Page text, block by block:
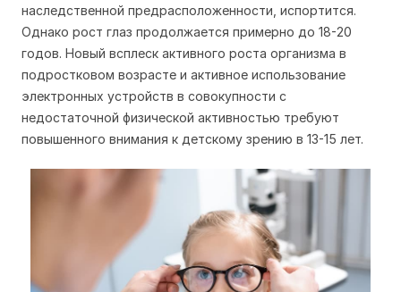
наследственной предрасположенности, испортится.
Однако рост глаз продолжается примерно до 18-20
годов. Новый всплеск активного роста организма в
подростковом возрасте и активное использование
электронных устройств в совокупности с
недостаточной физической активностью требуют
повышенного внимания к детскому зрению в 13-15 лет.